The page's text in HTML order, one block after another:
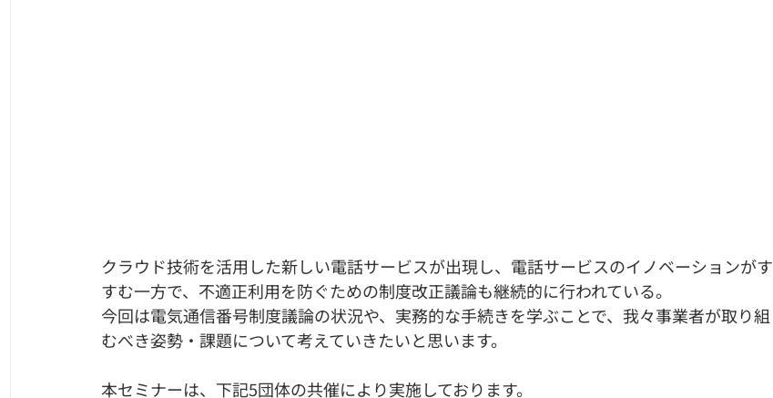
クラウド技術を活用した新しい電話サービスが出現し、電話サービスのイノベーションがす
すむ一方で、不適正利用を防ぐための制度改正議論も継続的に行われている。
今回は電気通信番号制度議論の状況や、実務的な手続きを学ぶことで、我々事業者が取り組
むべき姿勢・課題について考えていきたいと思います。
本セミナーは、下記5団体の共催により実施しております。